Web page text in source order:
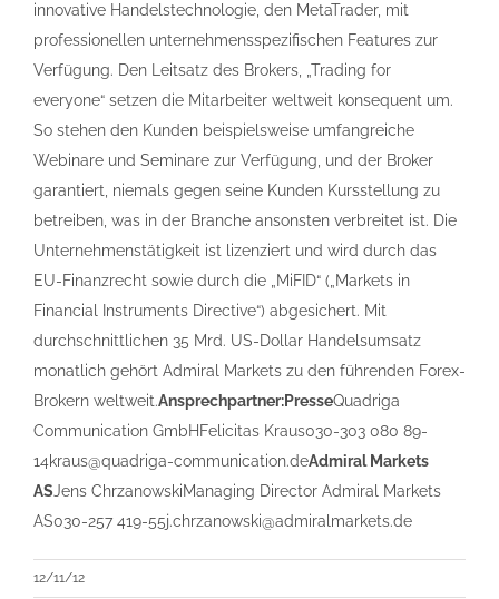
innovative Handelstechnologie, den MetaTrader, mit
professionellen unternehmensspezifischen Features zur
Verfügung. Den Leitsatz des Brokers, „Trading for
everyone“ setzen die Mitarbeiter weltweit konsequent um.
So stehen den Kunden beispielsweise umfangreiche
Webinare und Seminare zur Verfügung, und der Broker
garantiert, niemals gegen seine Kunden Kursstellung zu
betreiben, was in der Branche ansonsten verbreitet ist. Die
Unternehmenstätigkeit ist lizenziert und wird durch das
EU-Finanzrecht sowie durch die „MiFID“ („Markets in
Financial Instruments Directive“) abgesichert. Mit
durchschnittlichen 35 Mrd. US-Dollar Handelsumsatz
monatlich gehört Admiral Markets zu den führenden Forex-
Brokern weltweit.Ansprechpartner:PresseQuadriga
Communication GmbHFelicitas Kraus030-303 080 89-
14kraus@quadriga-communication.deAdmiral Markets
ASJens ChrzanowskiManaging Director Admiral Markets
AS030-257 419-55j.chrzanowski@admiralmarkets.de
12/11/12